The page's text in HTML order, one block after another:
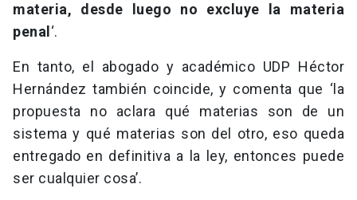
materia, desde luego no excluye la materia
penal ‘.
En tanto, el abogado y académico UDP Héctor
Hernández también coincide, y comenta que ‘la
propuesta no aclara qué materias son de un
sistema y qué materias son del otro, eso queda
entregado en definitiva a la ley, entonces puede
ser cualquier cosa’.